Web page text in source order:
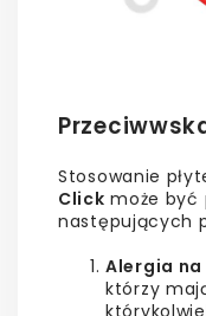
Stosowanie
Click może być
następujących
Alergia
którzy